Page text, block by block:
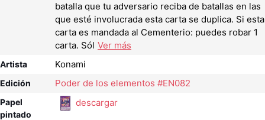
batalla que tu adversario reciba de batallas en las
que esté involucrada esta carta se duplica. Si esta
carta es mandada al Cementerio: puedes robar 1
carta. Sól Ver más
Artista Konami
Edición Poder de los elementos #EN082
Papel
pintado
descargar